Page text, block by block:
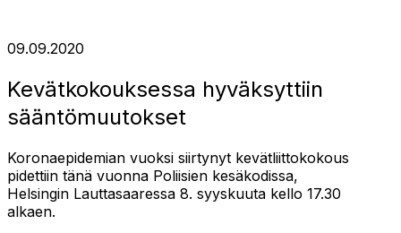
09.09.2020
Kevätkokouksessa hyväksyttiin
sääntömuutokset
Koronaepidemian vuoksi siirtynyt kevätliittokokous
pidettiin tänä vuonna Poliisien kesäkodissa,
Helsingin Lauttasaaressa 8. syyskuuta kello 17.30
alkaen.